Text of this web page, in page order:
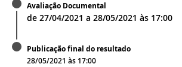
Avaliação Documental
de27/04/2021 a28/05/2021 às 17:00
Publicação final do resultado
28/05/2021 às 17:00